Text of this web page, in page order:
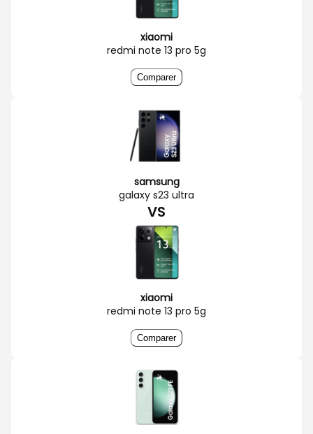
xiaomi
redmi note 13 pro 5g
Comparer
samsung
galaxy s23 ultra
VS
xiaomi
redmi note 13 pro 5g
Comparer